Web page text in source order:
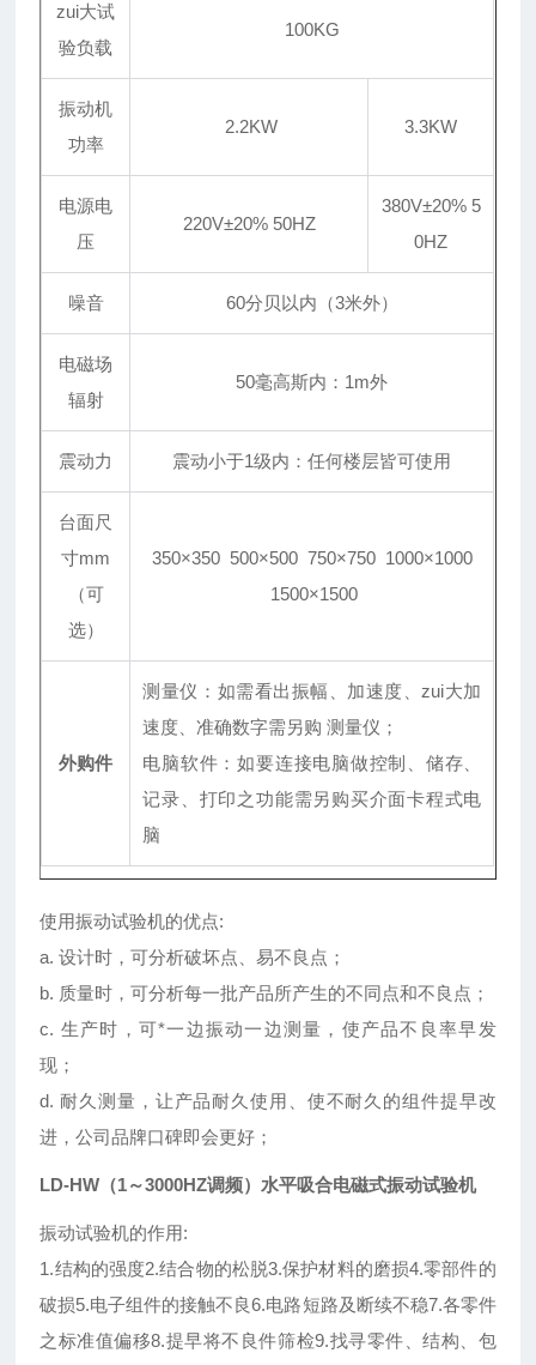
zui大试
验负载
100KG
振动机
功率
2.2KW 3.3KW
电源电
压
220V±20% 50HZ
380V±20% 5
0HZ
噪音 60分贝以内（3米外）
电磁场
辐射
50毫高斯内：1m外
震动力 震动小于1级内：任何楼层皆可使用
台面尺
寸mm
（可
选）
350×350 500×500 750×750 1000×1000
1500×1500
外购件
测量仪：如需看出振幅、加速度、zui大加
速度、准确数字需另购 测量仪；
电脑软件：如要连接电脑做控制、储存、
记录、打印之功能需另购买介面卡程式电
脑
使用振动试验机的优点:
a. 设计时，可分析破坏点、易不良点；
b. 质量时，可分析每一批产品所产生的不同点和不良点；
c. 生产时，可*一边振动一边测量，使产品不良率早发
现；
d. 耐久测量，让产品耐久使用、使不耐久的组件提早改
进，公司品牌口碑即会更好；
LD-HW（1～3000HZ调频）水平吸合电磁式振动试验机
振动试验机的作用:
1.结构的强度2.结合物的松脱3.保护材料的磨损4.零部件的
破损5.电子组件的接触不良6.电路短路及断续不稳7.各零件
之标准值偏移8.提早将不良件筛检9.找寻零件、结构、包